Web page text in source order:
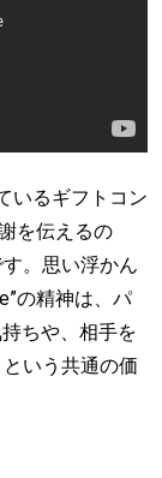
いるギフトコン
を伝えるの
。思い浮かん
の精神は、パ
ちや、相手を
いう共通の価